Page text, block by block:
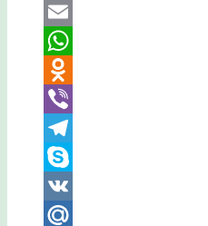
Twitter
Email
WhatsApp
Odnoklassniki
Viber
Telegram
Skype
VK